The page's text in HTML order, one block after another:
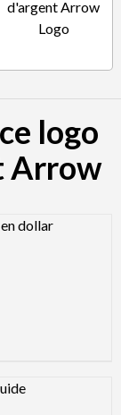
logo
Arrow
Image
Image